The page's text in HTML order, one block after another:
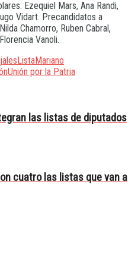
Ezequiel Mars, Ana Randi,
Vidart. Precandidatos a
Chamorro, Ruben Cabral,
Vanoli.
ListaMariano
Unión por la Patria
las listas de diputados
cuatro las listas que van a